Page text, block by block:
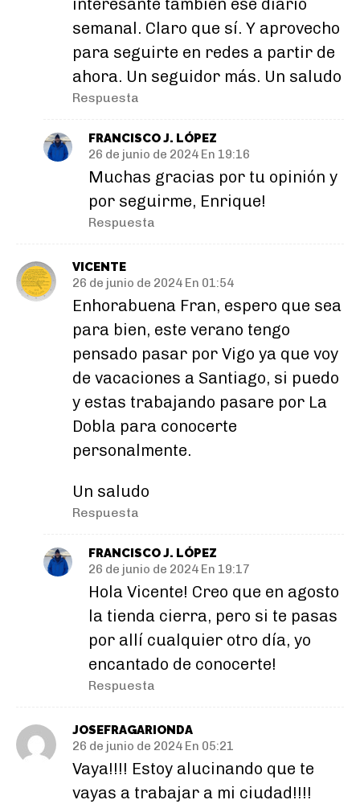
interesante también ese diario
semanal. Claro que sí. Y aprovecho
para seguirte en redes a partir de
ahora. Un seguidor más. Un saludo
Respuesta
FRANCISCO J. LÓPEZ
26 de junio de 2024 En 19:16
Muchas gracias por tu opinión y
por seguirme, Enrique!
Respuesta
VICENTE
26 de junio de 2024 En 01:54
Enhorabuena Fran, espero que sea
para bien, este verano tengo
pensado pasar por Vigo ya que voy
de vacaciones a Santiago, si puedo
y estas trabajando pasare por La
Dobla para conocerte
personalmente.
Un saludo
Respuesta
FRANCISCO J. LÓPEZ
26 de junio de 2024 En 19:17
Hola Vicente! Creo que en agosto
la tienda cierra, pero si te pasas
por allí cualquier otro día, yo
encantado de conocerte!
Respuesta
JOSEFRAGARIONDA
26 de junio de 2024 En 05:21
Vaya!!!! Estoy alucinando que te
vayas a trabajar a mi ciudad!!!!